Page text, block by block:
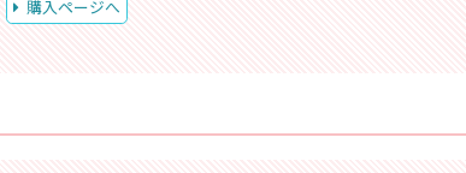
購入ページへ